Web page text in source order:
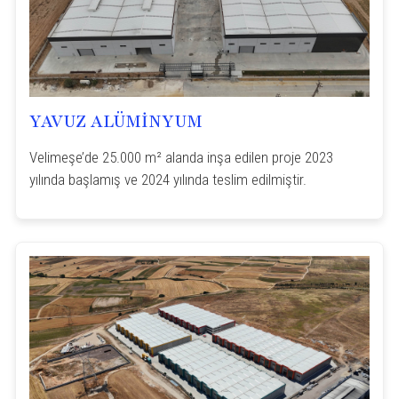
YAVUZ ALÜMİNYUM
Velimeşe’de 25.000 m² alanda inşa edilen proje 2023
yılında başlamış ve 2024 yılında teslim edilmiştir.